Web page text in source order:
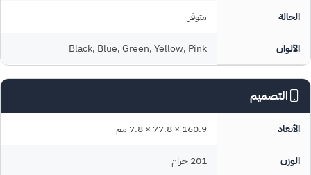
الحالة متوفر
الألوان Black, Blue, Green, Yellow, Pink
التصميم
الأبعاد 160.9 × 77.8 × 7.8 مم
الوزن 201 جرام